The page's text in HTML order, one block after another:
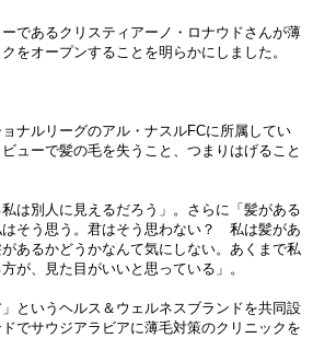
であるクリスティアーノ・ロナウドさんが薄
をオープンすることを明らかにしました。
ナルリーグのアル・ナスルFCに所属してい
ューで髪の毛を失うこと、つまりはげること
は別人に見えるだろう」。さらに「髪がある
そう思う。君はそう思わない？ 私は髪があ
あるかどうかなんて気にしない。あくまで私
が、見た目がいいと思っている」。
というヘルス＆ウェルネスブランドを共同設
でサウジアラビアに薄毛対策のクリニックを